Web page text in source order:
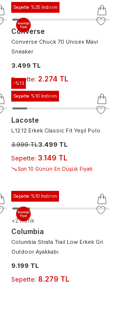
Sepette %35 İndirim
Converse
Converse Chuck 70 Unisex Mavi
Sneaker
3.499 TL
Sepette: 2.274 TL
-%13
Sepette %10 İndirim
Lacoste
L.12.12 Erkek Classic Fit Yeşil Polo
3.999 TL3.499 TL
Sepette: 3.149 TL
Son 10 Günün En Düşük Fiyatı
Sepette %10 İndirim
+2 Renk
Columbia
Columbia Strata Trail Low Erkek Gri
Outdoor Ayakkabı
9.199 TL
Sepette: 8.279 TL